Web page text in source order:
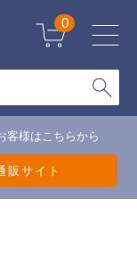
客様はこちらから
サイト
0